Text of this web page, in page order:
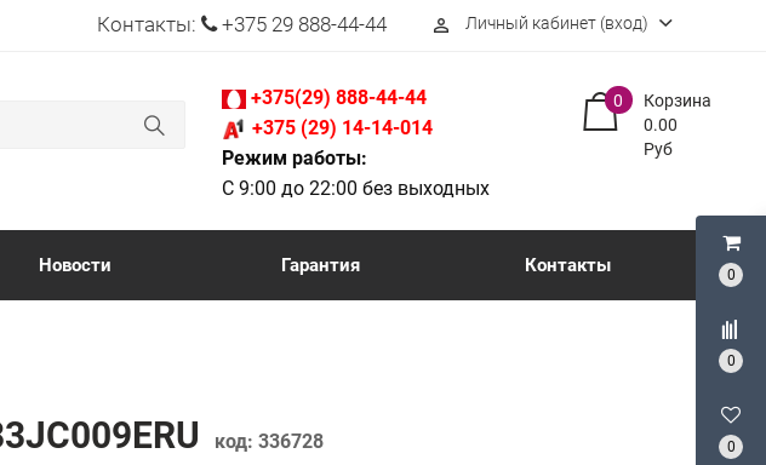
0
0
0
Контакты: +375 29 888-44-44 perm_identity Личный кабинет (вход)
+375(29) 888-44-44
+375 (29) 14-14-014
Режим работы:
С 9:00 до 22:00 без выходных
Корзина
0
0.00
Руб
Новости Гарантия Контакты
код: 336728